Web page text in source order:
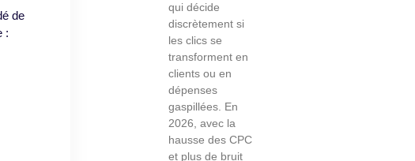
de
:
qui décide
discrètement si
les clics se
transforment en
clients ou en
dépenses
gaspillées. En
2026, avec la
hausse des CPC
et plus de bruit